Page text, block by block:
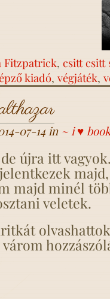
Fitzpatrick, csitt csitt
kiadó, végjáték,
07-14 in ~ i ♥
újra itt
majd minél
veletek.